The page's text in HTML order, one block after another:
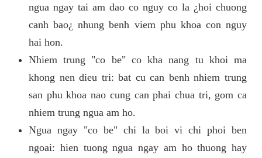
ngua ngay tai am dao co nguy co la ¿hoi chuong
canh bao¿ nhung benh viem phu khoa con nguy
hai hon.
Nhiem trung "co be" co kha nang tu khoi ma
khong nen dieu tri: bat cu can benh nhiem trung
san phu khoa nao cung can phai chua tri, gom ca
nhiem trung ngua am ho.
Ngua ngay "co be" chi la boi vi chi phoi ben
ngoai: hien tuong ngua ngay am ho thuong hay